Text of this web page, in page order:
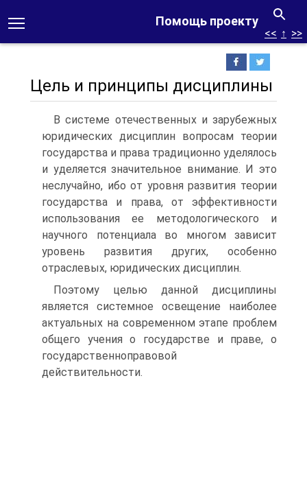
Помощь проекту
<< ↑ >>
Цель и принципы дисциплины
В системе отечественных и зарубежных
юридических дис­циплин вопросам теории
государства и права традиционно уде­лялось
и уделяется значительное внимание. И это
неслучайно, ибо от уровня развития теории
государства и права, от эффек­тивности
использования ее методологического и
научного по­тенциала во многом зависит
уровень развития других, особенно
отраслевых, юридических дисциплин.
Поэтому целью данной дисциплины
является системное ос­вещение наиболее
актуальных на современном этапе проблем
общего учения о государстве и праве, о
государственно­правовой
действительности.